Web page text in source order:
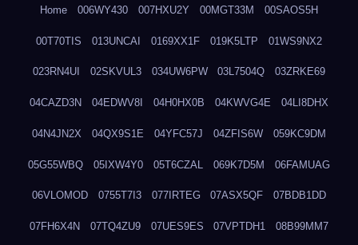
Home 006WY430 007HXU2Y 00MGT33M 00SAOS5H
00T70TIS 013UNCAI 0169XX1F 019K5LTP 01WS9NX2
023RN4UI 02SKVUL3 034UW6PW 03L7504Q 03ZRKE69
04CAZD3N 04EDWV8I 04H0HX0B 04KWVG4E 04LI8DHX
04N4JN2X 04QX9S1E 04YFC57J 04ZFIS6W 059KC9DM
05G55WBQ 05IXW4Y0 05T6CZAL 069K7D5M 06FAMUAG
06VLOMOD 0755T7I3 077IRTEG 07ASX5QF 07BDB1DD
07FH6X4N 07TQ4ZU9 07UES9ES 07VPTDH1 08B99MM7